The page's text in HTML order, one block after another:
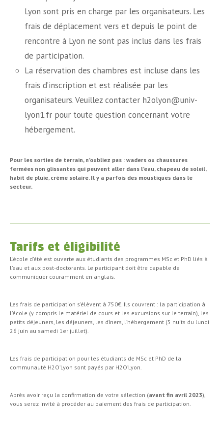
Lyon sont pris en charge par les organisateurs. Les
frais de déplacement vers et depuis le point de
rencontre à Lyon ne sont pas inclus dans les frais
de participation.
La réservation des chambres est incluse dans les
frais d’inscription et est réalisée par les
organisateurs. Veuillez contacter h2olyon@univ-
lyon1.fr pour toute question concernant votre
hébergement.
Pour les sorties de terrain, n’oubliez pas : waders ou chaussures
fermées non glissantes qui peuvent aller dans l’eau, chapeau de soleil,
habit de pluie, crème solaire. Il y a parfois des moustiques dans le
secteur.
Tarifs et éligibilité
L’école d’été est ouverte aux étudiants des programmes MSc et PhD liés à
l’eau et aux post-doctorants. Le participant doit être capable de
communiquer couramment en anglais.
Les frais de participation s’élèvent à 750€. Ils couvrent : la participation à
l’école (y compris le matériel de cours et les excursions sur le terrain), les
petits déjeuners, les déjeuners, les dîners, l’hébergement (5 nuits du lundi
26 juin au samedi 1er juillet).
Les frais de participation pour les étudiants de MSc et PhD de la
communauté H2O’Lyon sont payés par H2O’Lyon.
Après avoir reçu la confirmation de votre sélection (avant fin avril 2023),
vous serez invité à procéder au paiement des frais de participation.